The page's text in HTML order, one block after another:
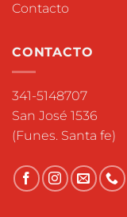
Contacto
CONTACTO
341-5148707
San José 1536
(Funes. Santa fe)